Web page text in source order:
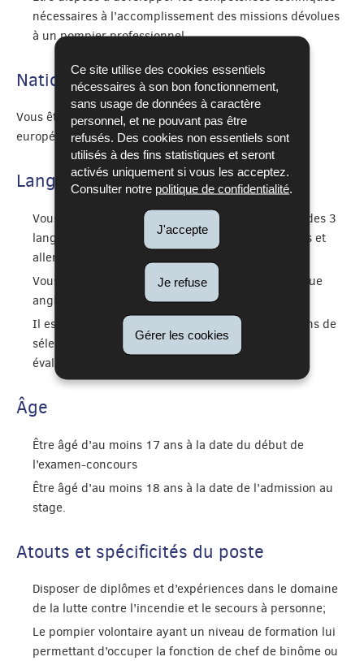
Ce site utilise des cookies essentiels
nécessaires à son bon fonctionnement,
sans usage de données à caractère
personnel, et ne pouvant pas être
refusés. Des cookies non essentiels sont
utilisés à des fins statistiques et seront
activés uniquement si vous les acceptez.
Consulter notre politique de confidentialité.
J'accepte
Je refuse
Gérer les cookies
nécessaires à l’accomplissement des missions dévolues
à un pompier professionnel.
Nationalité
Vous êtes ressortissant d’un état membre de l’Union
européenne
Langues
Vous répondez aux exigences des connaissances des 3
langues administratives (luxembourgeois, français et
allemand)
Vous disposez des connaissances de base en langue
anglaise.
Il est important de noter que pendant les entretiens de
sélection, vos compétences linguistiques seront
évaluées.
Âge
Être âgé d’au moins 17 ans à la date du début de
l’examen-concours
Être âgé d’au moins 18 ans à la date de l’admission au
stage.
Atouts et spécificités du poste
Disposer de diplômes et d’expériences dans le domaine
de la lutte contre l’incendie et le secours à personne;
Le pompier volontaire ayant un niveau de formation lui
permettant d’occuper la fonction de chef de binôme ou